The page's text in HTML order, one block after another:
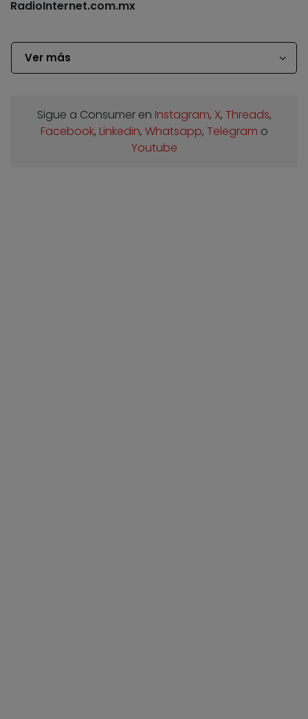
RadioInternet.com.mx
Ver más
Sigue a Consumer en Instagram, X, Threads,
Facebook, Linkedin, Whatsapp, Telegram o
Youtube